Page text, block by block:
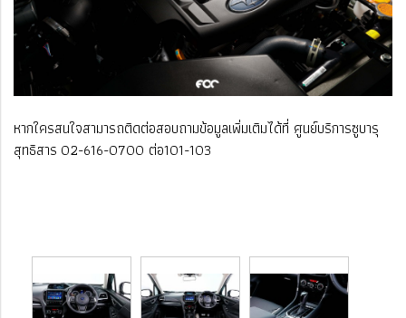
หากใครสนใจสามารถติดต่อสอบถามข้อมูลเพิ่มเติมได้ที่ ศูนย์บริการซูบารุ
สุทธิสาร 02-616-0700 ต่อ101-103